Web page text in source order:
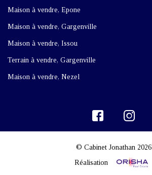
Maison à vendre, Epone
Maison à vendre, Gargenville
Maison à vendre, Issou
Terrain à vendre, Gargenville
Maison à vendre, Nezel
© Cabinet Jonathan 2026
Réalisation